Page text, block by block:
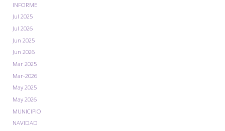
INFORME
Jul 2025
Jul 2026
Jun 2025
Jun 2026
Mar 2025
Mar-2026
May 2025
May 2026
MUNICIPIO
NAVIDAD